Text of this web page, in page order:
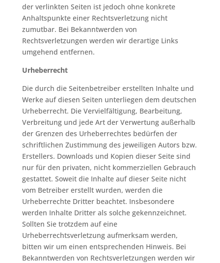
der verlinkten Seiten ist jedoch ohne konkrete
Anhaltspunkte einer Rechtsverletzung nicht
zumutbar. Bei Bekanntwerden von
Rechtsverletzungen werden wir derartige Links
umgehend entfernen.
Urheberrecht
Die durch die Seitenbetreiber erstellten Inhalte und
Werke auf diesen Seiten unterliegen dem deutschen
Urheberrecht. Die Vervielfältigung, Bearbeitung,
Verbreitung und jede Art der Verwertung außerhalb
der Grenzen des Urheberrechtes bedürfen der
schriftlichen Zustimmung des jeweiligen Autors bzw.
Erstellers. Downloads und Kopien dieser Seite sind
nur für den privaten, nicht kommerziellen Gebrauch
gestattet. Soweit die Inhalte auf dieser Seite nicht
vom Betreiber erstellt wurden, werden die
Urheberrechte Dritter beachtet. Insbesondere
werden Inhalte Dritter als solche gekennzeichnet.
Sollten Sie trotzdem auf eine
Urheberrechtsverletzung aufmerksam werden,
bitten wir um einen entsprechenden Hinweis. Bei
Bekanntwerden von Rechtsverletzungen werden wir